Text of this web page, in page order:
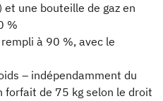
une bouteille de gaz en
%
à 90 %, avec le
– indépendamment du
forfait de 75 kg selon le droit